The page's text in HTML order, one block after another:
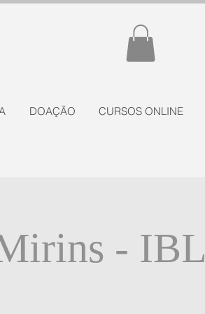
DOAÇÃO CURSOS ONLINE
- IBL